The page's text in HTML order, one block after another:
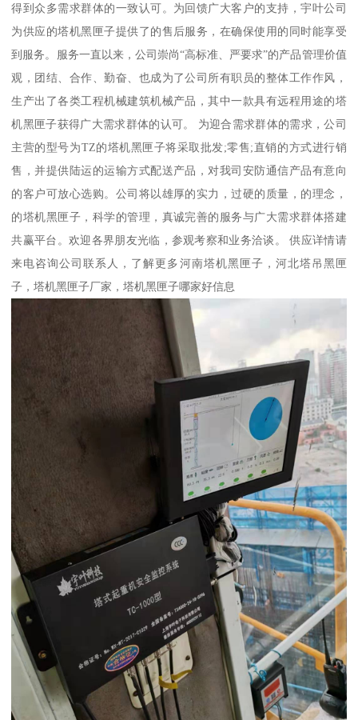
得到众多需求群体的一致认可。为回馈广大客户的支持，宇叶公司
为供应的塔机黑匣子提供了的售后服务，在确保使用的同时能享受
到服务。服务一直以来，公司崇尚“高标准、严要求”的产品管理价值
观，团结、合作、勤奋、也成为了公司所有职员的整体工作作风，
生产出了各类工程机械建筑机械产品，其中一款具有远程用途的塔
机黑匣子获得广大需求群体的认可。 为迎合需求群体的需求，公司
主营的型号为TZ的塔机黑匣子将采取批发;零售;直销的方式进行销
售，并提供陆运的运输方式配送产品，对我司安防通信产品有意向
的客户可放心选购。公司将以雄厚的实力，过硬的质量，的理念，
的塔机黑匣子，科学的管理，真诚完善的服务与广大需求群体搭建
共赢平台。欢迎各界朋友光临，参观考察和业务洽谈。 供应详情请
来电咨询公司联系人，了解更多河南塔机黑匣子，河北塔吊黑匣
子，塔机黑匣子厂家，塔机黑匣子哪家好信息